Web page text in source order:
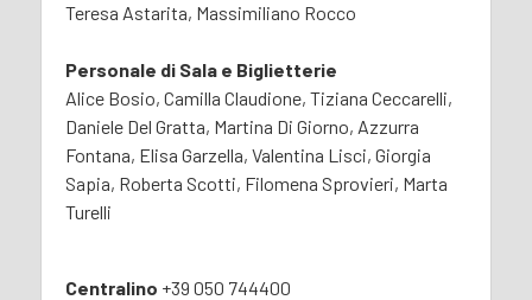
Teresa Astarita, Massimiliano Rocco
Personale di Sala e Biglietterie
Alice Bosio, Camilla Claudione, Tiziana Ceccarelli,
Daniele Del Gratta, Martina Di Giorno, Azzurra
Fontana, Elisa Garzella, Valentina Lisci, Giorgia
Sapia, Roberta Scotti, Filomena Sprovieri, Marta
Turelli
Centralino +39 050 744400